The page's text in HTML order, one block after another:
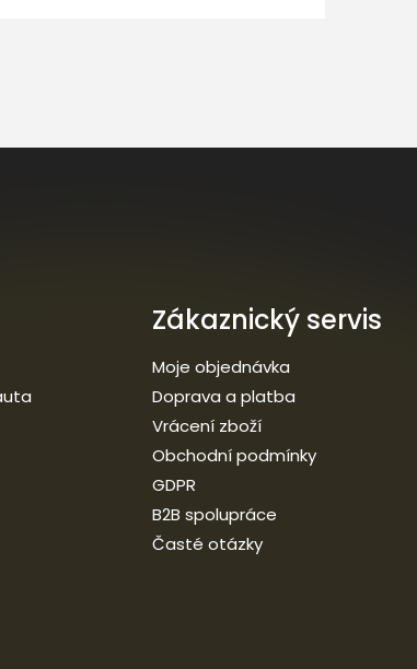
Zákaznický servis
Moje objednávka
Doprava a platba
Vrácení zboží
Obchodní podmínky
GDPR
B2B spolupráce
Časté otázky